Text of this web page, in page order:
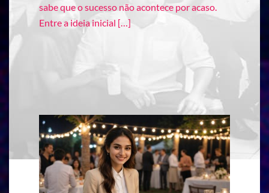
sabe que o sucesso não acontece por acaso.
Entre a ideia inicial […]